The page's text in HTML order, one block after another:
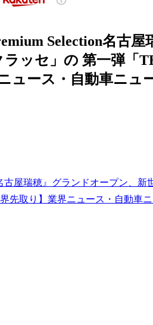
Selection名古
ッセ」の 第一弾「
ュース・自動車ニュ
古屋瑞穂』グランドオープン、
先取り】業界ニュース・自動車